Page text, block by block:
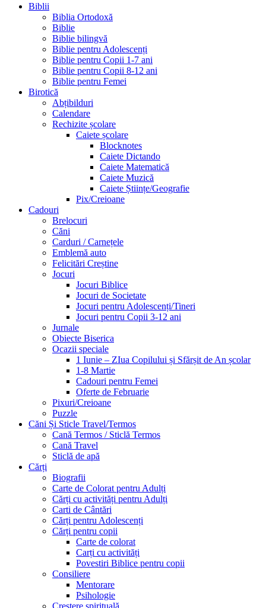
Biblii
Biblia Ortodoxă
Biblie
Biblie bilingvă
Biblie pentru Adolescenți
Biblie pentru Copii 1-7 ani
Biblie pentru Copii 8-12 ani
Biblie pentru Femei
Birotică
Abțibilduri
Calendare
Rechizite școlare
Caiete școlare
Blocknotes
Caiete Dictando
Caiete Matematică
Caiete Muzică
Caiete Științe/Geografie
Pix/Creioane
Cadouri
Brelocuri
Căni
Carduri / Carnețele
Emblemă auto
Felicitări Creștine
Jocuri
Jocuri Biblice
Jocuri de Societate
Jocuri pentru Adolescenți/Tineri
Jocuri pentru Copii 3-12 ani
Jurnale
Obiecte Biserica
Ocazii speciale
1 Iunie – ZIua Copilului și Sfărșit de An școlar
1-8 Martie
Cadouri pentru Femei
Oferte de Februarie
Pixuri/Creioane
Puzzle
Căni Și Sticle Travel/Termos
Cană Termos / Sticlă Termos
Cană Travel
Sticlă de apă
Cărți
Biografii
Carte de Colorat pentru Adulți
Cărți cu activități pentru Adulți
Carti de Cântări
Cărți pentru Adolescenți
Cărți pentru copii
Carte de colorat
Carți cu activități
Povestiri Biblice pentru copii
Consiliere
Mentorare
Psihologie
Creștere spirituală